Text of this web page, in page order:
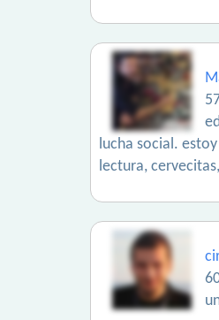
lucha social.
lectura,